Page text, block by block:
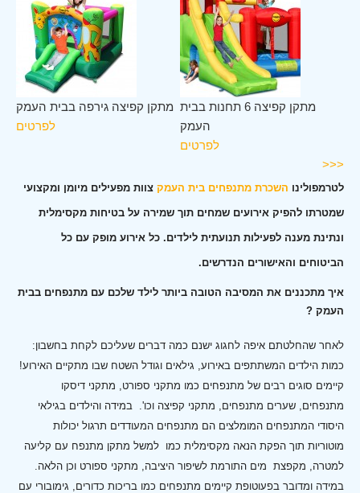
מתקן קפיצה גירפה בבית העמק
לפרטים
מתקן קפיצה 6 תחנות בבית
העמק
לפרטים
<<<
לטרמפולינו השכרת מתנפחים בית העמק צוות מפעילים מיומן ומקצועי
שמטרתו להפיק אירועים שמחים תוך שמירה על בטיחות מקסימלית
ונתינת מענה לפעילות תנועתית לילדים. כל אירוע מופק עם כל
הביטוחים והאישורים הנדרשים.
איך מתכננים את המסיבה הטובה ביותר לילד שלכם עם מתנפחים בבית
העמק ?
לאחר שהחלטתם איפה לחגוג ישנם כמה דברים שעליכם לקחת בחשבון:
כמות הילדים המשתתפים באירוע, גילאים וגודל השטח שבו מתקיים האירוע!
קיימים סוגים רבים של מתנפחים כמו מתקני ספורט, מתקני דיסקו
מתנפחים, שערים מתנפחים, מתקני קפיצה וכו'. במידה והילדים בגילאי
היסודי המתנפחים המומלצים הם מתנפחים המעודדים תרגול יכולות
מוטוריות תוך הפקת הנאה מקסימלית כמו למשל מתקן מתנפח עם קליעה
למטרה, מקפצת מים התורמת לשיפור היציבה, מתקני ספורט וכן הלאה.
במידה ומדובר בפעוטופת קיימים מתנפחים כמו בריכות כדורים, גימובורי עם